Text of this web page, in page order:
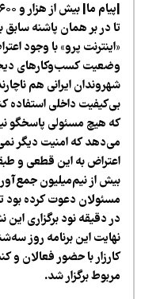
|پیام
در بر همان پاشنه سابق
پرو» با وجود
کسب‌وکارهای دیجیتال
ایرانی هم ناچارند
داخلی استفاده کنند.
هیچ مسئولی پاسخگو نیست
که امنیت دیگر
به این قطعی و طبقاتی
از نیم‌میلیون جمع‌آوری
دعوت کرده بود تا در
دقیقه نود برگزاری این
با حضور فعالان و
برگزار شد.